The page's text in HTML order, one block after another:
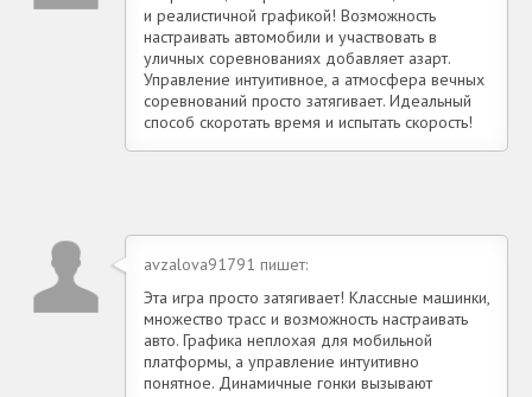
и реалистичной графикой! Возможность
настраивать автомобили и участвовать в
уличных соревнованиях добавляет азарт.
Управление интуитивное, а атмосфера вечных
соревнований просто затягивает. Идеальный
способ скоротать время и испытать скорость!
avzalova91791 пишет:
Эта игра просто затягивает! Классные машинки,
множество трасс и возможность настраивать
авто. Графика неплохая для мобильной
платформы, а управление интуитивно
понятное. Динамичные гонки вызывают